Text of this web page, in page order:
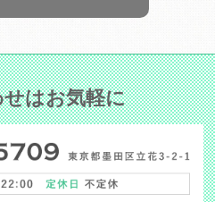
はお気軽に